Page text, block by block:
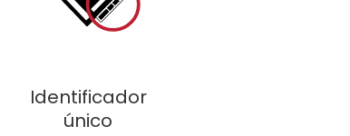
Identificador
único